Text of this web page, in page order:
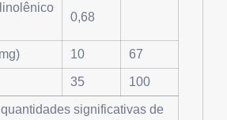
0,68
10 67
35 100
significativas de